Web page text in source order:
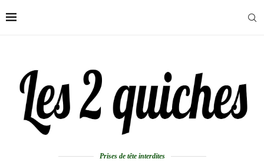
Prises de tête interdites